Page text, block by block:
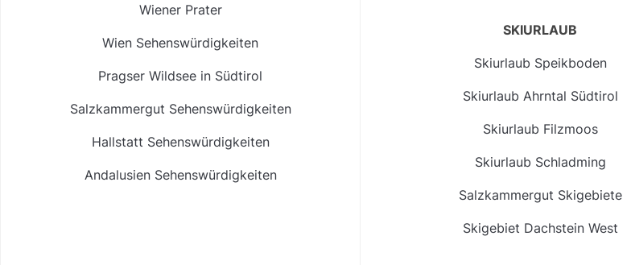
Wiener Prater
Wien Sehenswürdigkeiten
Pragser Wildsee in Südtirol
Salzkammergut Sehenswürdigkeiten
Hallstatt Sehenswürdigkeiten
Andalusien Sehenswürdigkeiten
SKIURLAUB
Skiurlaub Speikboden
Skiurlaub Ahrntal Südtirol
Skiurlaub Filzmoos
Skiurlaub Schladming
Salzkammergut Skigebiete
Skigebiet Dachstein West